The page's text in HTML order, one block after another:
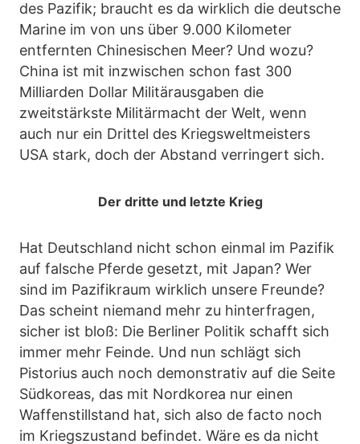
des Pazifik; braucht es da wirklich die deutsche
Marine im von uns über 9.000 Kilometer
entfernten Chinesischen Meer? Und wozu?
China ist mit inzwischen schon fast 300
Milliarden Dollar Militärausgaben die
zweitstärkste Militärmacht der Welt, wenn
auch nur ein Drittel des Kriegsweltmeisters
USA stark, doch der Abstand verringert sich.
Der dritte und letzte Krieg
Hat Deutschland nicht schon einmal im Pazifik
auf falsche Pferde gesetzt, mit Japan? Wer
sind im Pazifikraum wirklich unsere Freunde?
Das scheint niemand mehr zu hinterfragen,
sicher ist bloß: Die Berliner Politik schafft sich
immer mehr Feinde. Und nun schlägt sich
Pistorius auch noch demonstrativ auf die Seite
Südkoreas, das mit Nordkorea nur einen
Waffenstillstand hat, sich also de facto noch
im Kriegszustand befindet. Wäre es da nicht